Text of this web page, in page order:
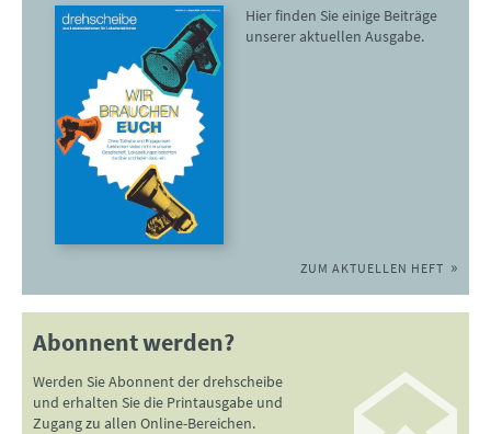
Hier finden Sie einige Beiträge
unserer aktuellen Ausgabe.
ZUM AKTUELLEN HEFT
Abonnent werden?
Werden Sie Abonnent der drehscheibe
und erhalten Sie die Printausgabe und
Zugang zu allen Online-Bereichen.